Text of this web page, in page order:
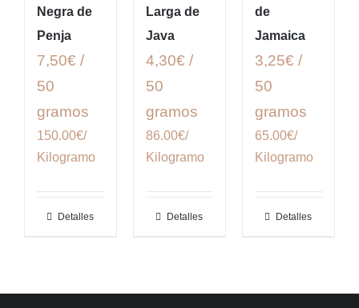
Negra de
Penja
7,50€ /
50
gramos
150.00€/
Kilogramo
Detalles
Larga de
Java
4,30€ /
50
gramos
86.00€/
Kilogramo
Detalles
de
Jamaica
3,25€ /
50
gramos
65.00€/
Kilogramo
Detalles